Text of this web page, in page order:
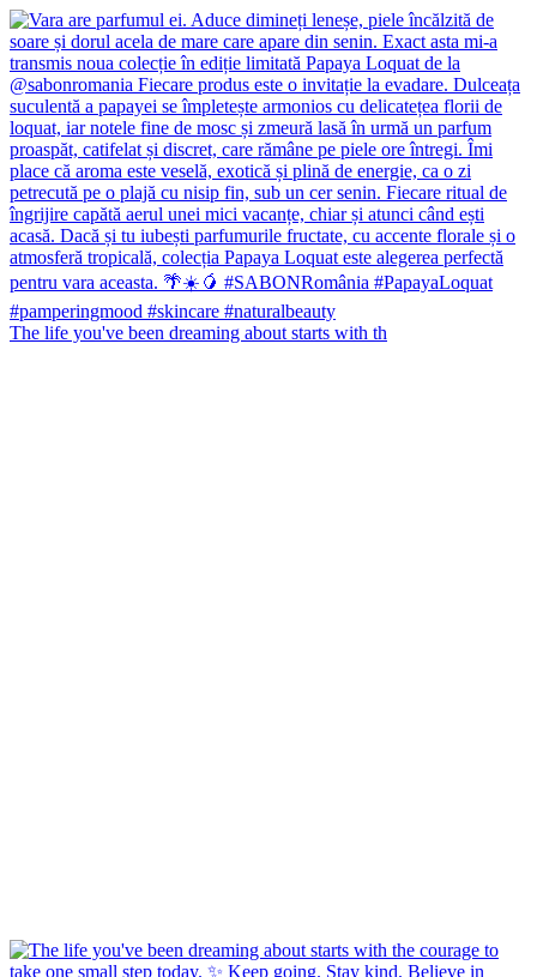
The life you've been dreaming about starts with th